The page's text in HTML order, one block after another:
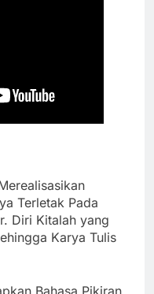
Terletak Pada
Diri Kitalah yang
Karya Tulis